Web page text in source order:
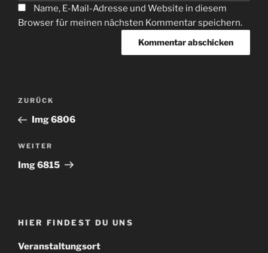
Name, E-Mail-Adresse und Website in diesem
Browser für meinen nächsten Kommentar speichern.
Beitragsnavigation
Vorheriger
Beitrag
ZURÜCK
Img 6806
Nächster
Beitrag
WEITER
Img 6815
HIER FINDEST DU UNS
Veranstaltungsort